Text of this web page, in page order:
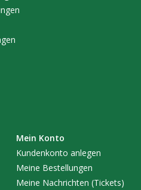
Mein Konto
Kundenkonto anlegen
Meine Bestellungen
Meine Nachrichten (Tickets)